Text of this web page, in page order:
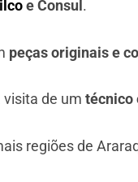
e Consul .
peças originais e
visita de um técnico
regiões de